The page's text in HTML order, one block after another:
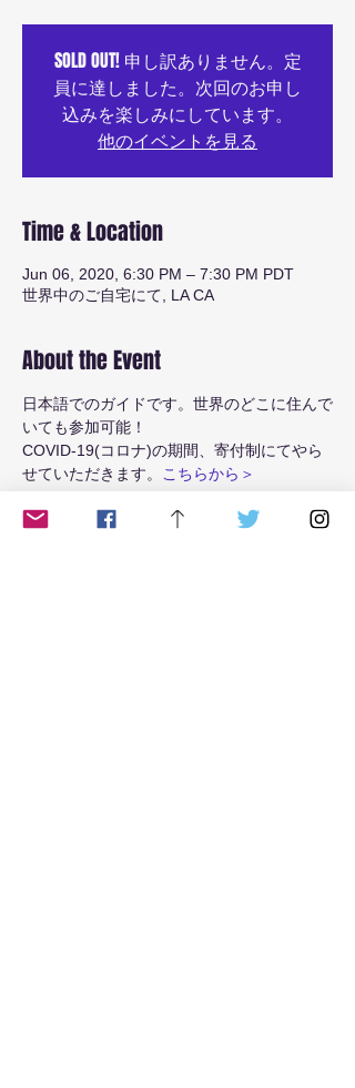
SOLD OUT! 申し訳ありません。定
員に達しました。次回のお申し
込みを楽しみにしています。
他のイベントを見る
Time & Location
Jun 06, 2020, 6:30 PM – 7:30 PM PDT
世界中のご自宅にて, LA CA
About the Event
日本語でのガイドです。世界のどこに住んで
いても参加可能！
COVID-19(コロナ)の期間、寄付制にてやら
せていただきます。
こちらから＞
日本、韓国   日曜、朝10:30